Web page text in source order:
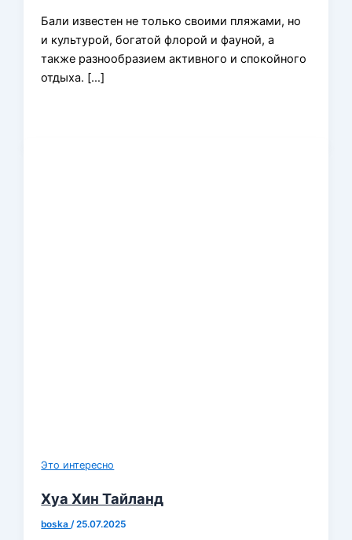
Бали известен не только своими пляжами, но
и культурой, богатой флорой и фауной, а
также разнообразием активного и спокойного
отдыха. […]
Это интересно
Хуа Хин Тайланд
boska/25.07.2025